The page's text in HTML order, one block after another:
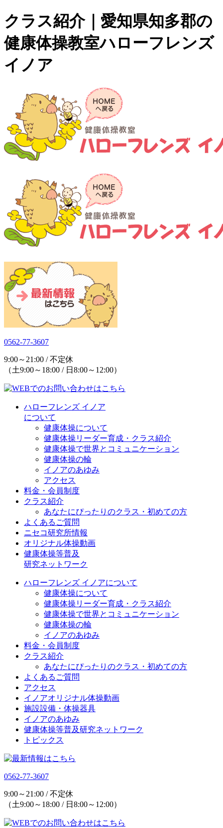
クラス紹介｜愛知県知多郡の
健康体操教室ハローフレンズ
イノア
0562-77-3607
9:00～21:00 / 不定休
（土9:00～18:00 / 日8:00～12:00）
ハローフレンズ イノア
について
健康体操について
健康体操リーダー育成・クラス紹介
健康体操で世界とコミュニケーション
健康体操の輪
イノアのあゆみ
アクセス
料金・会員制度
クラス紹介
あなたにぴったりのクラス・初めての方
よくあるご質問
ニセコ研究所情報
オリジナル体操動画
健康体操等普及
研究ネットワーク
ハローフレンズ イノアについて
健康体操について
健康体操リーダー育成・クラス紹介
健康体操で世界とコミュニケーション
健康体操の輪
イノアのあゆみ
料金・会員制度
クラス紹介
あなたにぴったりのクラス・初めての方
よくあるご質問
アクセス
イノアオリジナル体操動画
施設設備・体操器具
イノアのあゆみ
健康体操等普及研究ネットワーク
トピックス
0562-77-3607
9:00～21:00 / 不定休
（土9:00～18:00 / 日8:00～12:00）